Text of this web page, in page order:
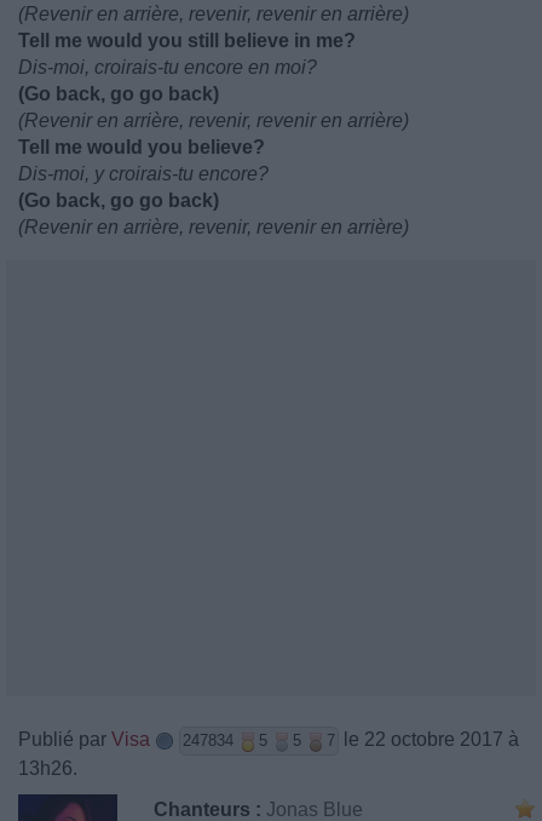
(Revenir en arrière, revenir, revenir en arrière)
Tell me would you still believe in me?
Dis-moi, croirais-tu encore en moi?
(Go back, go go back)
(Revenir en arrière, revenir, revenir en arrière)
Tell me would you believe?
Dis-moi, y croirais-tu encore?
(Go back, go go back)
(Revenir en arrière, revenir, revenir en arrière)
Publié par Visa 247834 5 5 7
le 22 octobre 2017 à
13h26.
Chanteurs : Jonas Blue